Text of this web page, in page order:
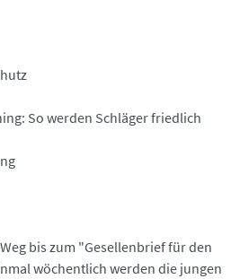
So werden Schläger friedlich
bis zum "Gesellenbrief für den
wöchentlich werden die jungen